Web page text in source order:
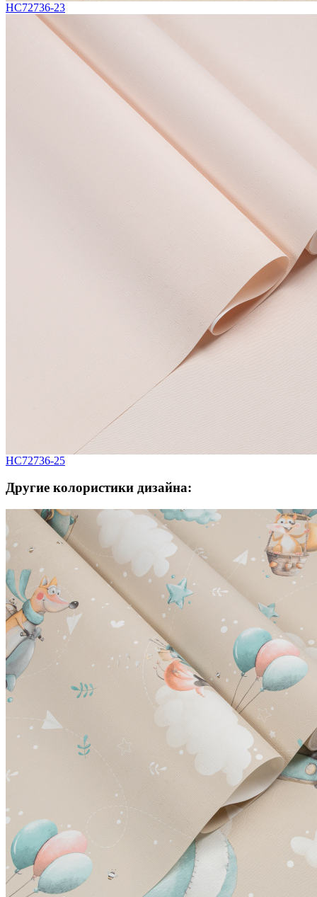
HC72736-23
HC72736-25
Другие колористики дизайна: